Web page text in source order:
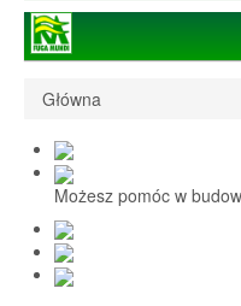
1,5% i darowizny
Nasi Beneficjenci
Ośrodek Reh-Szkol
Sprawozdania
Główna
Możesz pomóc w